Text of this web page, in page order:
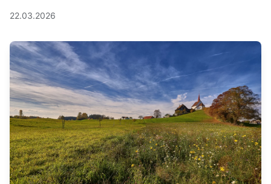
22.03.2026